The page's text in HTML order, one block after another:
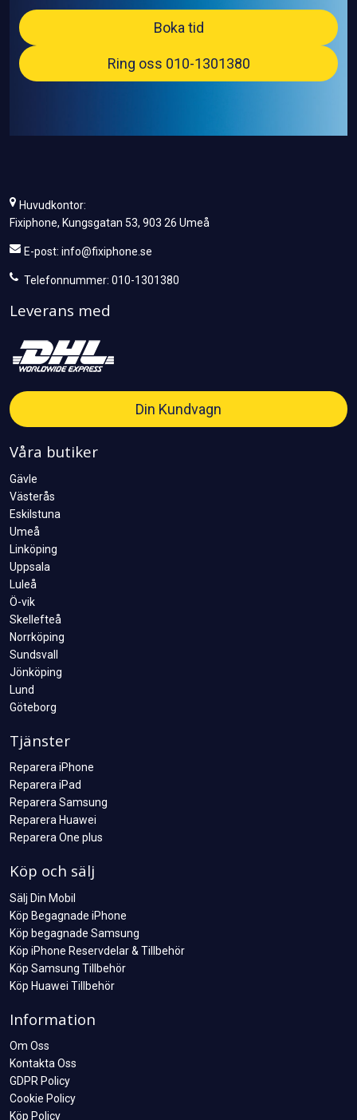
Boka tid
Ring oss 010-1301380
Huvudkontor:
Fixiphone, Kungsgatan 53, 903 26 Umeå
E-post: info@fixiphone.se
Telefonnummer: 010-1301380
Leverans med
Din Kundvagn
Våra butiker
Gävle
Västerås
Eskilstuna
Umeå
Linköping
Uppsala
Luleå
Ö-vik
Skellefteå
Norrköping
Sundsvall
Jönköping
Lund
Göteborg
Tjänster
Reparera iPhone
Reparera iPad
Reparera Samsung
Reparera Huawei
Reparera One plus
Köp och sälj
Sälj Din Mobil
Köp Begagnade iPhone
Köp begagnade Samsung
Köp iPhone Reservdelar & Tillbehör
Köp Samsung Tillbehör
Köp Huawei Tillbehör
Information
Om Oss
Kontakta Oss
GDPR Policy
Cookie Policy
Köp Policy